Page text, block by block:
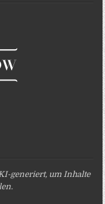
generiert, um Inhalte